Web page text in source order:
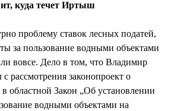
куда течет Иртыш
проблему ставок лесных податей,
за пользование водными объектами
вовсе. Дело в том, что Владимир
законопроект о
областной Закон „Об установлении
водными объектами на